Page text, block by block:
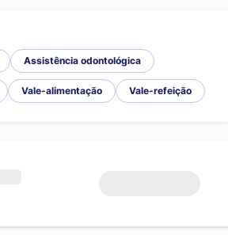
Assistência odontológica
Vale-alimentação Vale-refeição